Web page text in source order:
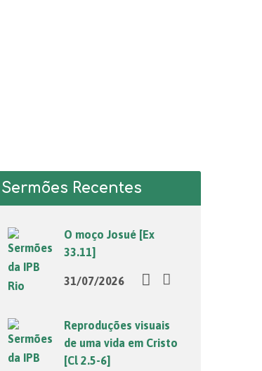
Sermões Recentes
O moço Josué [Ex
33.11]
31/07/2026
Reproduções visuais
de uma vida em Cristo
[Cl 2.5-6]